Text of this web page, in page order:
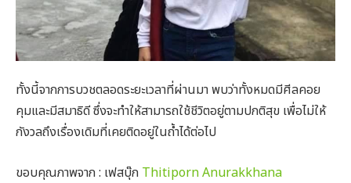
ทั้งนี้จากการบวชตลอดระยะเวลาที่ผ่านมา พบว่าทั้งหมดมีศีลคอย
คุมและมีสมาธิดี ซึ่งจะทำให้สามารถใช้ชีวิตอยู่ตามปกติสุข เพื่อไม่ให้
กังวลถึงเรื่องเดิมที่เคยติดอยู่ในถ้ำได้ต่อไป
ขอบคุณภาพจาก : เฟสบุ๊ก Thitiporn Anurakkhana